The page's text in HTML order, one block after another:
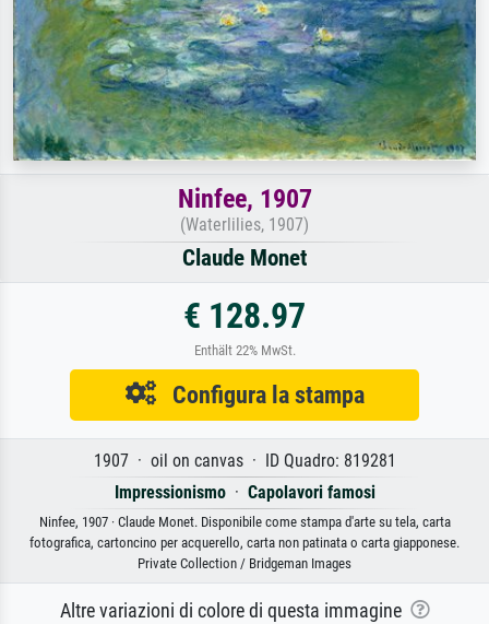
Ninfee, 1907
(Waterlilies, 1907)
Claude Monet
€ 128.97
Enthält 22% MwSt.
Configura la stampa
1907 · oil on canvas · ID Quadro: 819281
Impressionismo· Capolavori famosi
Ninfee, 1907 · Claude Monet. Disponibile come stampa d'arte su tela, carta
fotografica, cartoncino per acquerello, carta non patinata o carta giapponese.
Private Collection / Bridgeman Images
Altre variazioni di colore di questa immagine